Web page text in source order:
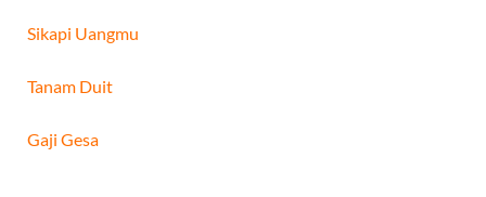
Sikapi Uangmu
Tanam Duit
Gaji Gesa